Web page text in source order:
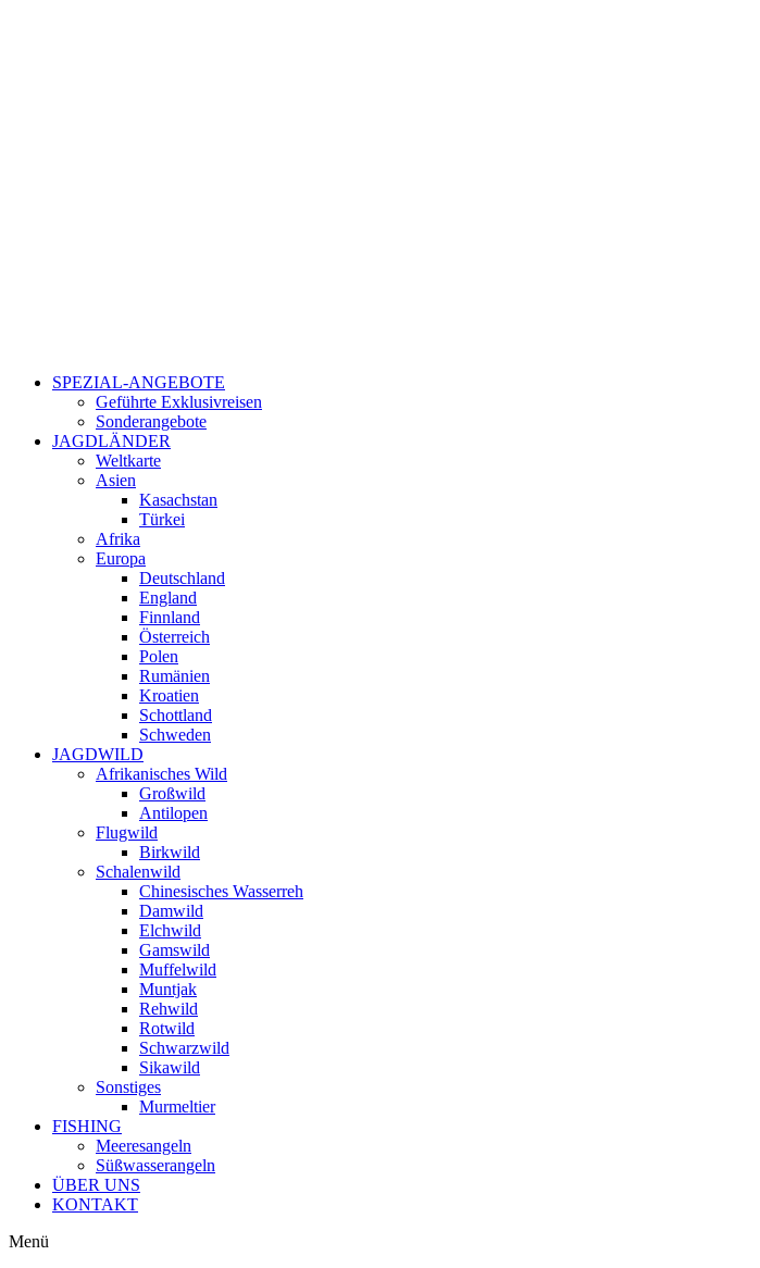
SPEZIAL-ANGEBOTE
Geführte Exklusivreisen
Sonderangebote
JAGDLÄNDER
Weltkarte
Asien
Kasachstan
Türkei
Afrika
Europa
Deutschland
England
Finnland
Österreich
Polen
Rumänien
Kroatien
Schottland
Schweden
JAGDWILD
Afrikanisches Wild
Großwild
Antilopen
Flugwild
Birkwild
Schalenwild
Chinesisches Wasserreh
Damwild
Elchwild
Gamswild
Muffelwild
Muntjak
Rehwild
Rotwild
Schwarzwild
Sikawild
Sonstiges
Murmeltier
FISHING
Meeresangeln
Süßwasserangeln
ÜBER UNS
KONTAKT
Menü